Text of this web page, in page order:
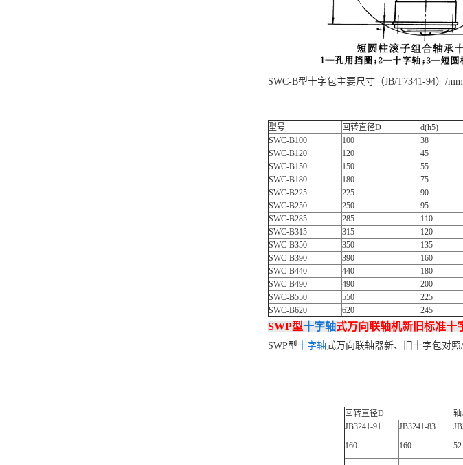
SWC-B型十字包主要尺寸（JB/T7341-94）/mm
型号 回转直径D d(h5)
SWC-B100
100 38
SWC-B120
120 45
SWC-B150
150 55
SWC-B180
180 75
SWC-B225
225 90
SWC-B250
250 95
SWC-B285
285 110
SWC-B315
315 120
SWC-B350
350 135
SWC-B390
390 160
SWC-B440
440 180
SWC-B490
490 200
SWC-B550
550 225
SWC-B620
620 245
SWP型十字轴式万向联轴机新旧标准十
SWP型十字轴式万向联轴器新、旧十字包对照
回转直径D
JB3241-91
JB3241-83
160
160 52